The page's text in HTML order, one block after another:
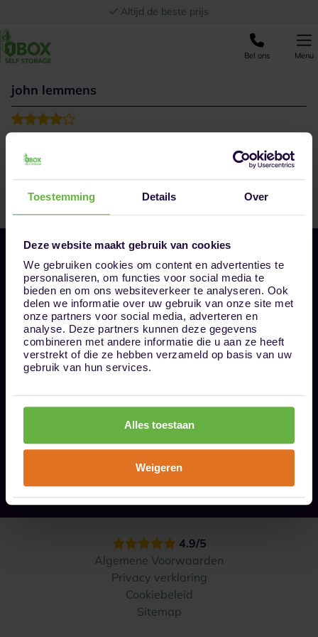
Toestemming Details Over
Deze website maakt gebruik van cookies
We gebruiken cookies om content en advertenties te
personaliseren, om functies voor social media te
bieden en om ons websiteverkeer te analyseren. Ook
delen we informatie over uw gebruik van onze site met
onze partners voor social media, adverteren en
analyse. Deze partners kunnen deze gegevens
combineren met andere informatie die u aan ze heeft
verstrekt of die ze hebben verzameld op basis van uw
gebruik van hun services.
Alles toestaan
Weigeren
Altijd de beste prijs
Bel ons Menu
john lemmens
Bel ons op 085 - 0161611
info@1box.nl
Volg ons
Onze opslaglocaties
Hoe werkt het?
4.9/5
Algemene Voorwaarden
Privacy verklaring
Cookiebeleid
Sitemap